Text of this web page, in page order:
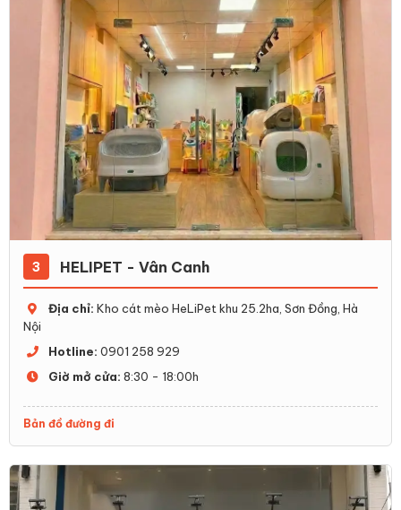
3 HELIPET - Vân Canh
Địa chỉ: Kho cát mèo HeLiPet khu 25.2ha, Sơn Đồng, Hà
Nội
Hotline: 0901 258 929
Giờ mở cửa: 8:30 - 18:00h
Bản đồ đường đi